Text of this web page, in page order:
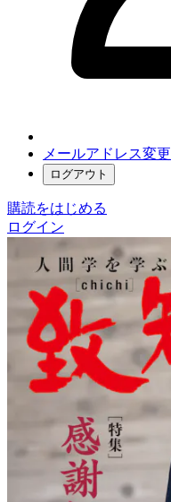
メールアドレス変更
ログアウト
購読をはじめる
ログイン